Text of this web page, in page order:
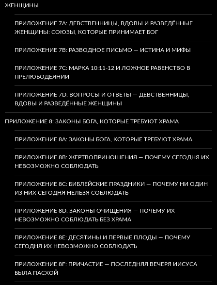
ЖЕНЩИНЫ
ПРИЛОЖЕНИЕ 7А: ДЕВСТВЕННИЦЫ, ВДОВЫ И РАЗВЕДЁННЫЕ
ЖЕНЩИНЫ: СОЮЗЫ, КОТОРЫЕ ПРИНИМАЕТ БОГ
ПРИЛОЖЕНИЕ 7B: РАЗВОДНОЕ ПИСЬМО — ИСТИНА И МИФЫ
ПРИЛОЖЕНИЕ 7C: МАРКА 10:11-12 И ЛОЖНОЕ РАВЕНСТВО В
ПРЕЛЮБОДЕЯНИИ
ПРИЛОЖЕНИЕ 7D: ВОПРОСЫ И ОТВЕТЫ — ДЕВСТВЕННИЦЫ,
ВДОВЫ И РАЗВЕДЁННЫЕ ЖЕНЩИНЫ
ПРИЛОЖЕНИЕ 8: ЗАКОНЫ БОГА, КОТОРЫЕ ТРЕБУЮТ ХРАМА
ПРИЛОЖЕНИЕ 8A: ЗАКОНЫ БОГА, КОТОРЫЕ ТРЕБУЮТ ХРАМА
ПРИЛОЖЕНИЕ 8B: ЖЕРТВОПРИНОШЕНИЯ — ПОЧЕМУ СЕГОДНЯ ИХ
НЕВОЗМОЖНО СОБЛЮДАТЬ
ПРИЛОЖЕНИЕ 8C: БИБЛЕЙСКИЕ ПРАЗДНИКИ — ПОЧЕМУ НИ ОДИН
ИЗ НИХ СЕГОДНЯ НЕЛЬЗЯ СОБЛЮДАТЬ
ПРИЛОЖЕНИЕ 8D: ЗАКОНЫ ОЧИЩЕНИЯ — ПОЧЕМУ ИХ
НЕВОЗМОЖНО СОБЛЮДАТЬ БЕЗ ХРАМА
ПРИЛОЖЕНИЕ 8E: ДЕСЯТИНЫ И ПЕРВЫЕ ПЛОДЫ — ПОЧЕМУ
СЕГОДНЯ ИХ НЕВОЗМОЖНО СОБЛЮДАТЬ
ПРИЛОЖЕНИЕ 8F: ПРИЧАСТИЕ — ПОСЛЕДНЯЯ ВЕЧЕРЯ ИИСУСА
БЫЛА ПАСХОЙ